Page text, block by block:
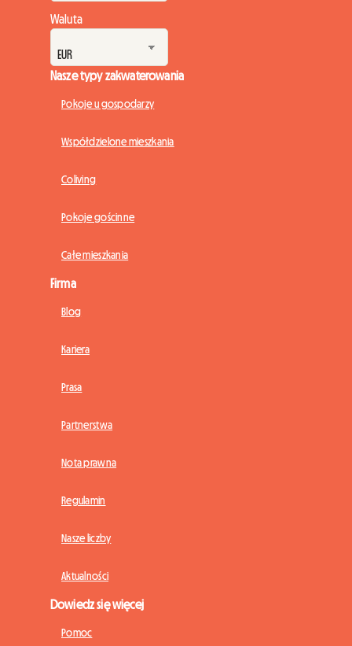
Waluta
Nasze typy zakwaterowania
Pokoje u gospodarzy
Współdzielone mieszkania
Coliving
Pokoje gościnne
Całe mieszkania
Firma
Blog
Kariera
Prasa
Partnerstwa
Nota prawna
Regulamin
Nasze liczby
Aktualności
Dowiedz się więcej
Pomoc